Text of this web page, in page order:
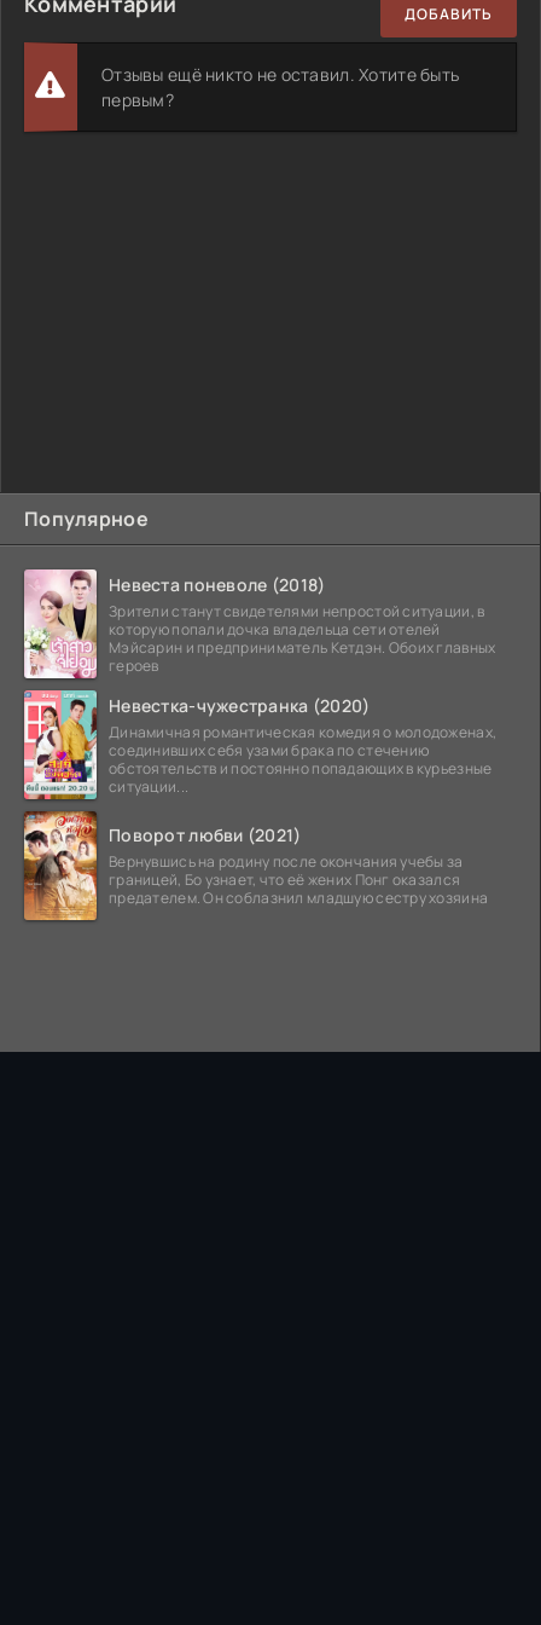
Популярное
Невеста поневоле (2018)
Зрители станут свидетелями непростой ситуации, в
которую попали дочка владельца сети отелей
Мэйсарин и предприниматель Кетдэн. Обоих главных
героев
Невестка-чужестранка (2020)
Динамичная романтическая комедия о молодоженах,
соединивших себя узами брака по стечению
обстоятельств и постоянно попадающих в курьезные
ситуации...
Поворот любви (2021)
Вернувшись на родину после окончания учебы за
границей, Бо узнает, что её жених Понг оказался
предателем. Он соблазнил младшую сестру хозяина
ДОБАВИТЬ
Отзывы ещё никто не оставил. Хотите быть
первым?